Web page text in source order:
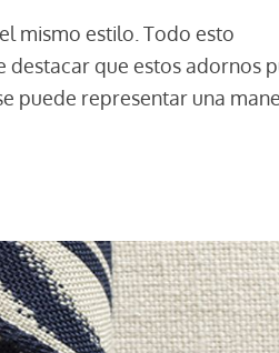
mismo estilo. Todo esto
que estos adornos
puede representar una